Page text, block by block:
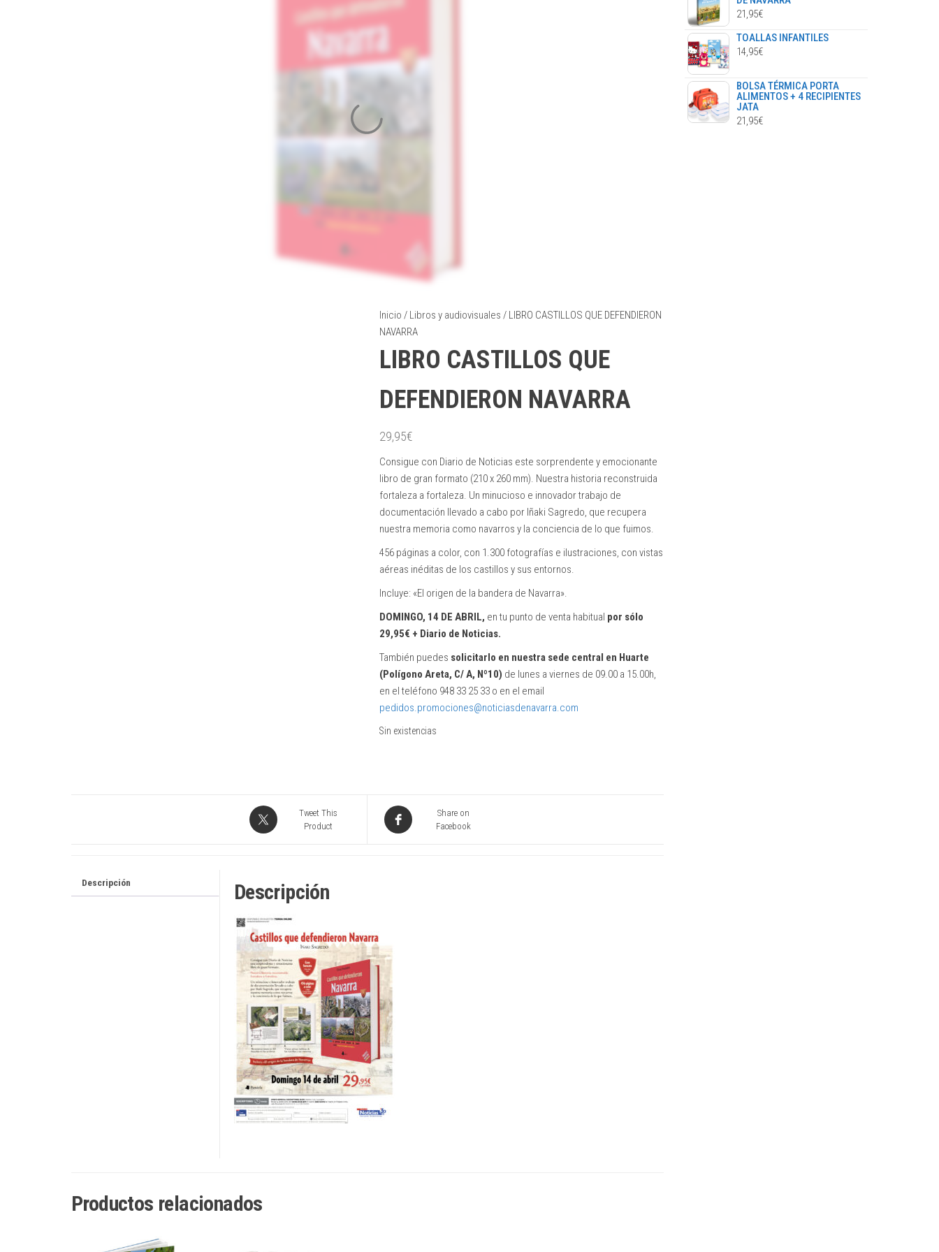
Inicio / Libros y audiovisuales / LIBRO CASTILLOS QUE DEFENDIERON
NAVARRA
LIBRO CASTILLOS QUE
DEFENDIERON NAVARRA
29,95€
Consigue con Diario de Noticias este sorprendente y emocionante
libro de gran formato (210 x 260 mm). Nuestra historia reconstruida
fortaleza a fortaleza. Un minucioso e innovador trabajo de
documentación llevado a cabo por Iñaki Sagredo, que recupera
nuestra memoria como navarros y la conciencia de lo que fuimos.
456 páginas a color, con 1.300 fotografías e ilustraciones, con vistas
aéreas inéditas de los castillos y sus entornos.
Incluye: «El origen de la bandera de Navarra».
DOMINGO, 14 DE ABRIL, en tu punto de venta habitual por sólo
29,95€ + Diario de Noticias.
También puedes solicitarlo en nuestra sede central en Huarte
(Polígono Areta, C/ A, Nº10) de lunes a viernes de 09.00 a 15.00h,
en el teléfono 948 33 25 33 o en el email
pedidos.promociones@noticiasdenavarra.com
Sin existencias
Tweet This
Product
Share on
Facebook
Descripción Descripción
Productos relacionados
21,95€
TOALLAS INFANTILES
14,95€
BOLSA TÉRMICA PORTA
ALIMENTOS + 4 RECIPIENTES
JATA
21,95€